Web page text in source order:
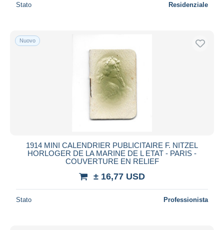
Stato Residenziale
Nuovo
1914 MINI CALENDRIER PUBLICITAIRE F. NITZEL
HORLOGER DE LA MARINE DE L ETAT - PARIS -
COUVERTURE EN RELIEF
± 16,77 USD
Stato Professionista